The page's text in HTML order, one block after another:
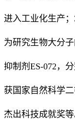
进入工业化生产
为研究生物大分
抑制剂ES-072，
获国家自然科学
杰出科技成就奖等